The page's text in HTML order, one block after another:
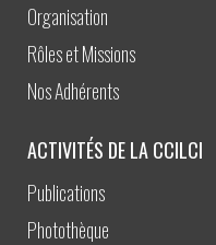
Organisation
Rôles et Missions
Nos Adhérents
ACTIVITÉS DE LA CCILCI
Publications
Photothèque